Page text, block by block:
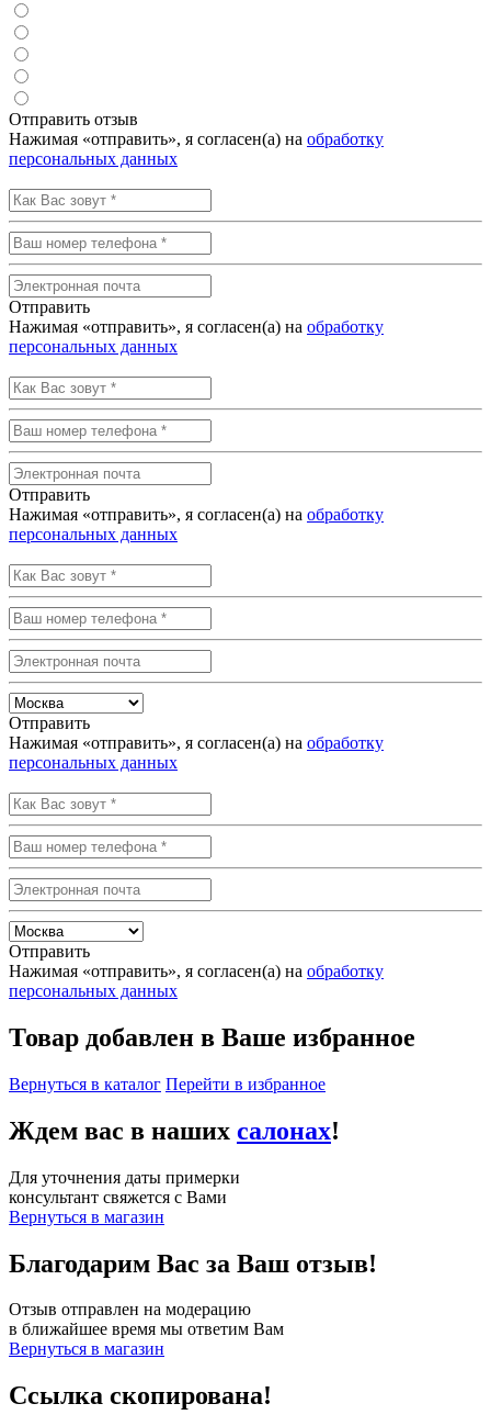
Отправить отзыв
Нажимая «отправить», я согласен(а) на обработку
персональных данных
Отправить
Нажимая «отправить», я согласен(а) на обработку
персональных данных
Отправить
Нажимая «отправить», я согласен(а) на обработку
персональных данных
Отправить
Нажимая «отправить», я согласен(а) на обработку
персональных данных
Отправить
Нажимая «отправить», я согласен(а) на обработку
персональных данных
Товар добавлен в Ваше избранное
Вернуться в каталог Перейти в избранное
Ждем вас в наших салонах!
Для уточнения даты примерки
консультант свяжется с Вами
Вернуться в магазин
Благодарим Вас за Ваш отзыв!
Отзыв отправлен на модерацию
в ближайшее время мы ответим Вам
Вернуться в магазин
Ссылка скопирована!